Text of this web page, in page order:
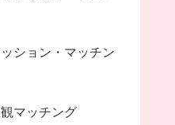
ション・マッチン
マッチング